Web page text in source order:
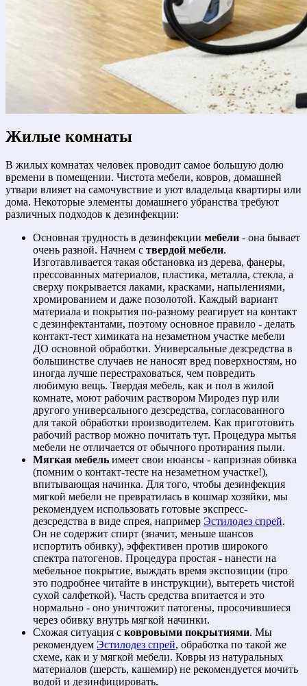
Жилые комнаты
В жилых комнатах человек проводит самое большую долю
времени в помещении. Чистота мебели, ковров, домашней
утвари влияет на самочувствие и уют владельца квартиры или
дома. Некоторые элементы домашнего убранства требуют
различных подходов к дезинфекции:
Основная трудность в дезинфекции мебели - она бывает
очень разной. Начнем с твердой мебели.
Изготавливается такая обстановка из дерева, фанеры,
прессованных материалов, пластика, металла, стекла, а
сверху покрывается лаками, красками, напылениями,
хромированием и даже позолотой. Каждый вариант
материала и покрытия по-разному реагирует на контакт
с дезинфектантами, поэтому основное правило - делать
контакт-тест химиката на незаметном участке мебели
ДО основной обработки. Универсальные дезсредства в
большинстве случаев не наносят вред поверхностям, но
иногда лучше перестраховаться, чем повредить
любимую вещь. Твердая мебель, как и пол в жилой
комнате, моют рабочим раствором Миродез пур или
другого универсального дезсредства, согласованного
для такой обработки производителем. Как приготовить
рабочий раствор можно почитать тут. Процедура мытья
мебели не отличается от обычного протирания пыли.
Мягкая мебель имеет свои нюансы - капризная обивка
(помним о контакт-тесте на незаметном участке!),
впитывающая начинка. Для того, чтобы дезинфекция
мягкой мебели не превратилась в кошмар хозяйки, мы
рекомендуем использовать готовые экспресс-
дезсредства в виде спрея, например Эстилодез спрей.
Он не содержит спирт (значит, меньше шансов
испортить обивку), эффективен против широкого
спектра патогенов. Процедура простая - нанести на
мебельное покрытие, выждать время экспозиции (про
это подробнее читайте в инструкции), вытереть чистой
сухой салфеткой). Часть средства впитается и это
нормально - оно уничтожит патогены, просочившиеся
через обивку внутрь мягкой начинки.
Схожая ситуация с ковровыми покрытиями. Мы
рекомендуем Эстилодез спрей, обработка по такой же
схеме, как и у мягкой мебели. Ковры из натуральных
материалов (шерсть, кашемир) не рекомендуется мочить
водой и дезинфицировать.